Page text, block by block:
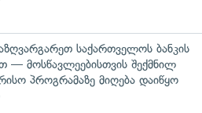
საქართველოს ბანკის
— მოსწავლეებისთვის შექმნილ
პროგრამაზე მიღება დაიწყო